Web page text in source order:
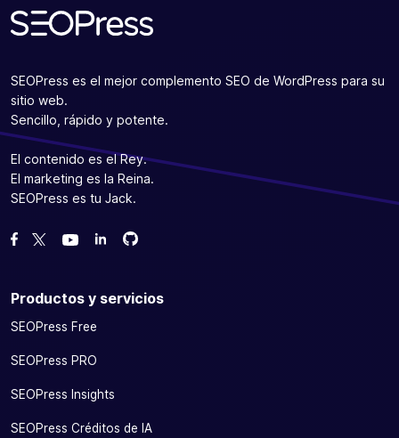
SEOPress es el mejor complemento SEO de WordPress para su
sitio web.
Sencillo, rápido y potente.
El contenido es el Rey.
El marketing es la Reina.
SEOPress es tu Jack.
Danos like en Facebook
Síguenos en Twitter
Míranos en YouTube
Bifurcanos en GitHub
Bifurcanos en GitHub
Productos y servicios
SEOPress Free
SEOPress PRO
SEOPress Insights
SEOPress Créditos de IA